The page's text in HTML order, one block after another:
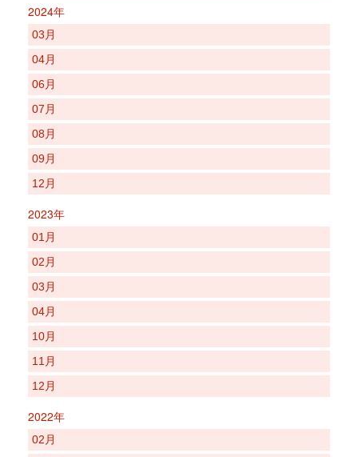
2024年
03月
04月
06月
07月
08月
09月
12月
2023年
01月
02月
03月
04月
10月
11月
12月
2022年
02月